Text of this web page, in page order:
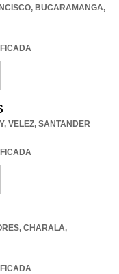
, BUCARAMANGA,
, VELEZ, SANTANDER
, CHARALA,